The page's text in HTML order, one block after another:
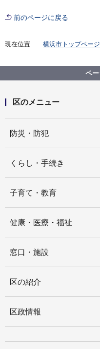
前のページに戻る
現在位置 横浜市トップページ
ペ
区のメニュー
防災・防犯
くらし・手続き
子育て・教育
健康・医療・福祉
窓口・施設
区の紹介
区政情報